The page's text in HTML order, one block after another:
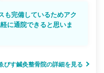
も完備しているためアク
に通院できると思いま
びす鍼灸整骨院の詳細を見る